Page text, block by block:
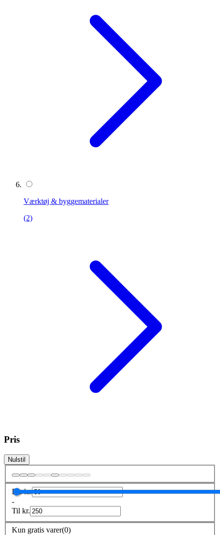
Værktøj & byggematerialer
(2)
Pris
Nulstil
Frakr.
-
Til kr.
Kun gratis varer(0)